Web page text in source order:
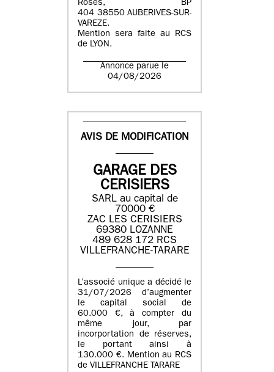
Roses, BP
404 38550 AUBERIVES-SUR-
VAREZE.
Mention sera faite au RCS
de LYON.
Annonce parue le
04/08/2026
AVIS DE MODIFICATION
GARAGE DES
CERISIERS
SARL au capital de
70000 €
ZAC LES CERISIERS
69380 LOZANNE
489 628 172 RCS
VILLEFRANCHE-TARARE
L’associé unique a décidé le
31/07/2026 d’augmenter
le capital social de
60.000 €, à compter du
même jour, par
incorportation de réserves,
le portant ainsi à
130.000 €. Mention au RCS
de VILLEFRANCHE TARARE